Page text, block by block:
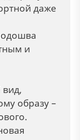
даже
и
образу –